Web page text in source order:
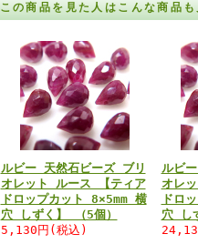
この商品を見た人はこんな商品
ルビー 天然石ビーズ ブリ
オレット ルース 【ティア
ドロップカット 8×5mm 横
穴 しずく】 （5個）
5,130円(税込)
ルビ
オレ
ドロ
穴 し